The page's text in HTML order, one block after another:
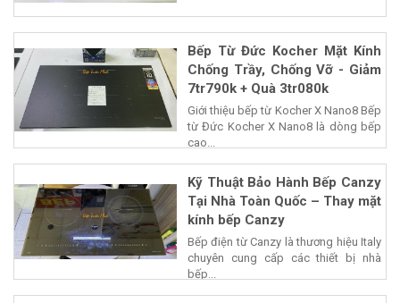
Bếp Từ Đức Kocher Mặt Kính
Chống Trầy, Chống Vỡ - Giảm
7tr790k + Quà 3tr080k
Giới thiệu bếp từ Kocher X Nano8 Bếp
từ Đức Kocher X Nano8 là dòng bếp
cao...
Kỹ Thuật Bảo Hành Bếp Canzy
Tại Nhà Toàn Quốc – Thay mặt
kính bếp Canzy
Bếp điện từ Canzy là thương hiệu Italy
chuyên cung cấp các thiết bị nhà
bếp...